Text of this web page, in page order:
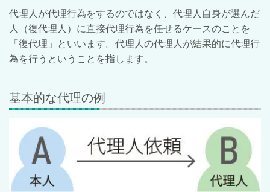
代理人が代理行為をするのではなく、代理人自身が選んだ
人（復代理人）に直接代理行為を任せるケースのことを
「復代理」といいます。代理人の代理人が結果的に代理行
為を行うということを指します。
基本的な代理の例